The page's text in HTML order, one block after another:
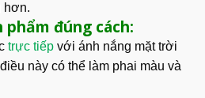
hơn.
phẩm đúng cách:
trực tiếpvới ánh nắng mặt trời
này có thể làm phai màu và